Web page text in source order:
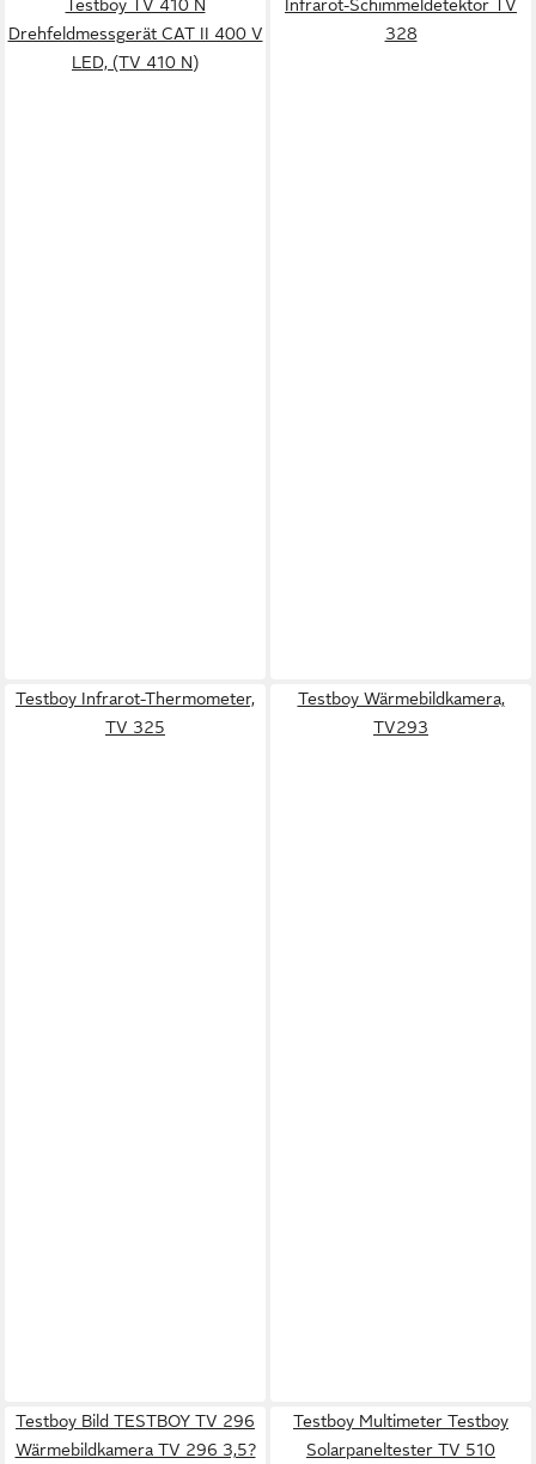
Testboy TV 410 N
Drehfeldmessgerät CAT II 400 V
LED, (TV 410 N)
Infrarot-Schimmeldetektor TV
328
Testboy Infrarot-Thermometer,
TV 325
Testboy Wärmebildkamera,
TV293
Testboy Bild TESTBOY TV 296
Wärmebildkamera TV 296 3,5?
Testboy Multimeter Testboy
Solarpaneltester TV 510